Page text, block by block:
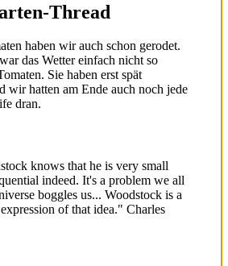
Thread
haben wir auch schon gerodet.
das Wetter einfach nicht so
Sie haben erst spät
wir hatten am Ende auch noch jede
dran.
knows that he is very small
indeed. It's a problem we all
boggles us... Woodstock is a
of that idea." Charles